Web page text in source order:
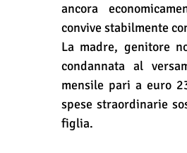
ancora
convive stabilmente
La madre, genitore
condannata al
mensile pari a euro
spese straordinarie
figlia.